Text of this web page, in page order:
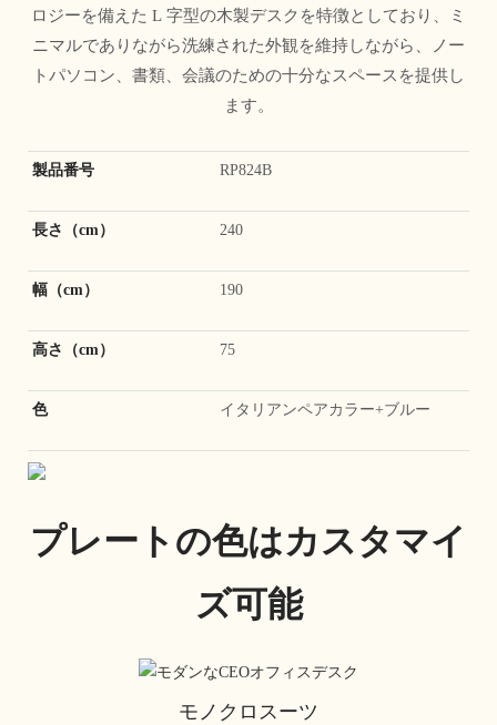
ロジーを備えた L 字型の木製デスクを特徴としており、ミ
ニマルでありながら洗練された外観を維持しながら、ノー
トパソコン、書類、会議のための十分なスペースを提供し
ます。
製品番号 RP824B
長さ（cm） 240
幅（cm） 190
高さ（cm） 75
色 イタリアンペアカラー+ブルー
プレートの色はカスタマイ
ズ可能
モノクロスーツ